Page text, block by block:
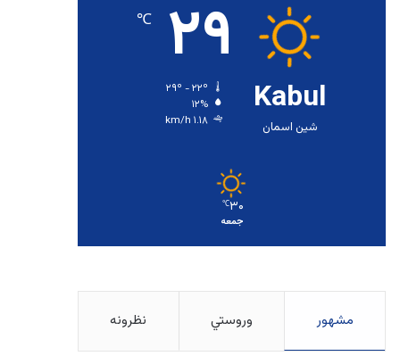
Kabul
شین اسمان
۲۹ ℃
۱۲%
۱.۱۸ km/h
۳۰℃
جمعه
مشهور وروستي نظرونه